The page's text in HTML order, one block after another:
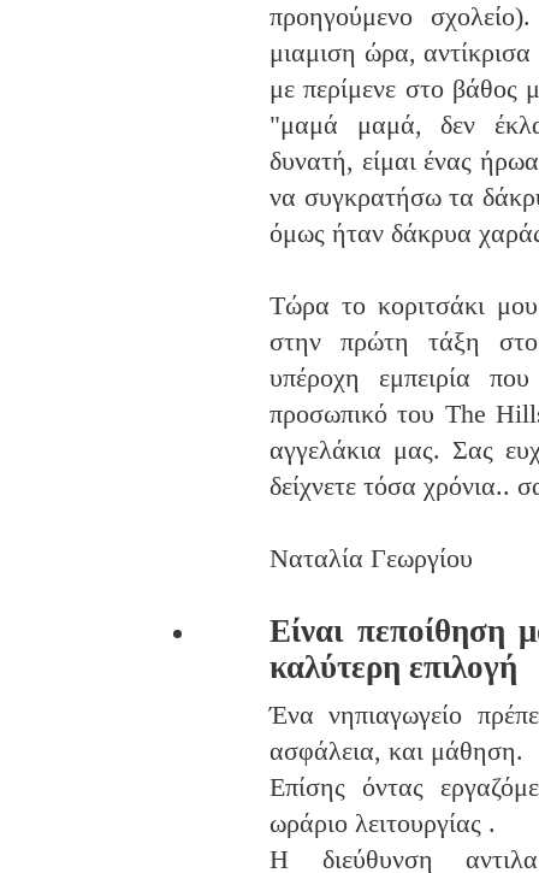
προηγούμενο
μιαμιση ώρα,
με περίμενε στο βάθος
"μαμά μαμά, δεν
δυνατή, είμαι ένας
να συγκρατήσω τα
όμως ήταν δάκρυα
Τώρα το κοριτσάκι
στην πρώτη τάξη
υπέροχη εμπειρία
προσωπικό του The
αγγελάκια μας. Σας
δείχνετε τόσα χρόνια..
Ναταλία Γεωργίου
Είναι πεποίθηση
καλύτερη επιλογή
Ένα νηπιαγωγείο
ασφάλεια, και μάθηση.
Επίσης όντας
ωράριο λειτουργίας .
Η διεύθυνση